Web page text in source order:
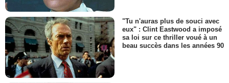
"Tu n'auras plus de souci avec
eux" : Clint Eastwood a imposé
sa loi sur ce thriller voué à un
beau succès dans les années 90